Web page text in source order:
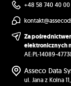
+48 58 740 40 00
Za
elektronicznych
AE:PL-14089-
Asseco Data
ul. Jana z Kolna